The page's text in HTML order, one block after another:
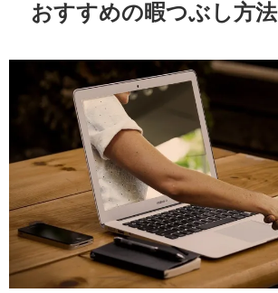
おすすめの暇つぶし方法